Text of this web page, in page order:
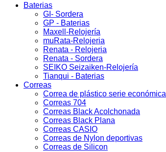
Baterias
GI- Sordera
GP - Baterias
Maxell-Relojería
muRata-Relojeria
Renata - Relojeria
Renata - Sordera
SEIKO Seizaiken-Relojería
Tianqui - Baterias
Correas
Correa de plástico serie económica
Correas 704
Correas Black Acolchonada
Correas Black Plana
Correas CASIO
Correas de Nylon deportivas
Correas de Silicon